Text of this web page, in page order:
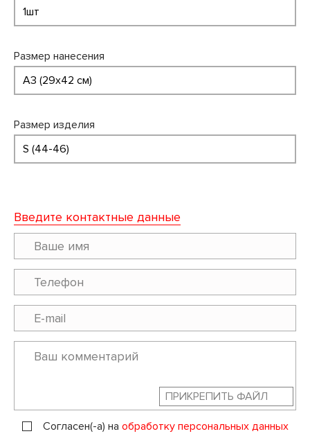
Размер нанесения
Размер изделия
Введите контактные данные
ПРИКРЕПИТЬ ФАЙЛ
Согласен(-а) на обработку персональных данных